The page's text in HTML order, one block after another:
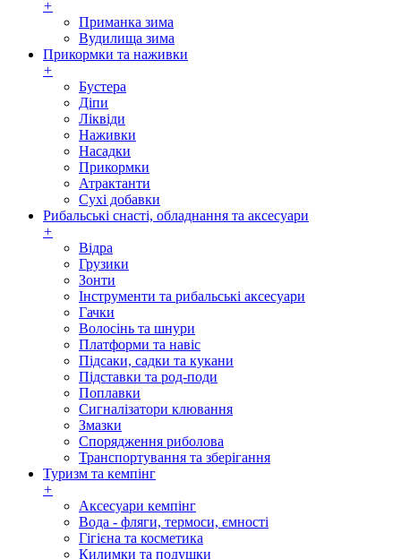
+
Приманка зима
Вудилища зима
Прикормки та наживки
+
Бустера
Діпи
Ліквіди
Наживки
Насадки
Прикормки
Атрактанти
Сухі добавки
Рибальські снасті, обладнання та аксесуари
+
Відра
Грузики
Зонти
Інструменти та рибальські аксесуари
Гачки
Волосінь та шнури
Платформи та навіс
Підсаки, садки та кукани
Підставки та род-поди
Поплавки
Сигналізатори клювання
Змазки
Спорядження риболова
Транспортування та зберігання
Туризм та кемпінг
+
Аксесуари кемпінг
Вода - фляги, термоси, ємності
Гігієна та косметика
Килимки та подушки